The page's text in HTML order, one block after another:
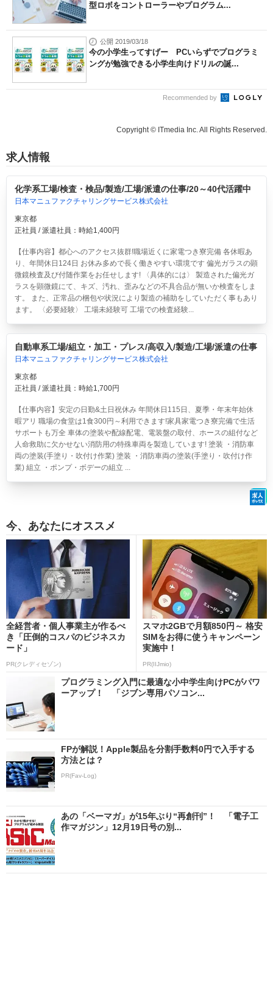
型ロボをコントローラーやプログラム...
公開 2019/03/18
今の小学生ってすげー PCいらずでプログラミ
ングが勉強できる小学生向けドリルの誕...
Recommended by
Copyright © ITmedia Inc. All Rights Reserved.
求人情報
化学系工場/検査・検品/製造/工場/派遣の仕事/20～40代活躍中
日本マニュファクチャリングサービス株式会社
東京都
正社員 / 派遣社員：時給1,400円
【仕事内容】都心へのアクセス抜群!職場近くに家電つき寮完備 各休暇あ
り、年間休日124日 お休み多めで長く働きやすい環境です 偏光ガラスの顕
微鏡検査及び付随作業をお任せします! 〈具体的には〉 製造された偏光ガ
ラスを顕微鏡にて、キズ、汚れ、歪みなどの不具合品が無いか検査をしま
す。 また、正常品の梱包や状況により製造の補助をしていただく事もあり
ます。 〈必要経験〉 工場未経験可 工場での検査経験...
自動車系工場/組立・加工・プレス/高収入/製造/工場/派遣の仕事
日本マニュファクチャリングサービス株式会社
東京都
正社員 / 派遣社員：時給1,700円
【仕事内容】安定の日勤&土日祝休み 年間休日115日、夏季・年末年始休
暇アリ 職場の食堂は1食300円～利用できます!家具家電つき寮完備で生活
サポートも万全 車体の塗装や配線配電、電装盤の取付、ホースの組付など
人命救助に欠かせない消防用の特殊車両を製造しています! 塗装 ・消防車
両の塗装(手塗り・吹付け作業) 塗装 ・消防車両の塗装(手塗り・吹付け作
業) 組立 ・ポンプ・ボデーの組立 ...
今、あなたにオススメ
全経営者・個人事業主が作るべ
き「圧倒的コスパのビジネスカ
ード」
PR(クレディセゾン)
スマホ2GBで月額850円～ 格安
SIMをお得に使うキャンペーン
実施中！
PR(IIJmio)
プログラミング入門に最適な小中学生向けPCがパワ
ーアップ！ 「ジブン専用パソコン...
FPが解説！Apple製品を分割手数料0円で入手する
方法とは？
PR(Fav-Log)
あの「ベーマガ」が15年ぶり“再創刊”！ 「電子工
作マガジン」12月19日号の別...